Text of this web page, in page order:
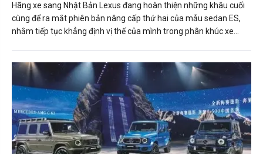
Hãng xe sang Nhật Bản Lexus đang hoàn thiện những khâu cuối
cùng để ra mắt phiên bản nâng cấp thứ hai của mẫu sedan ES,
nhằm tiếp tục khẳng định vị thế của mình trong phân khúc xe